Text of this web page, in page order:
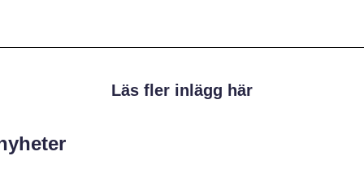
Läs fler inlägg här